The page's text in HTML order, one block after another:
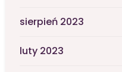
sierpień 2023
luty 2023